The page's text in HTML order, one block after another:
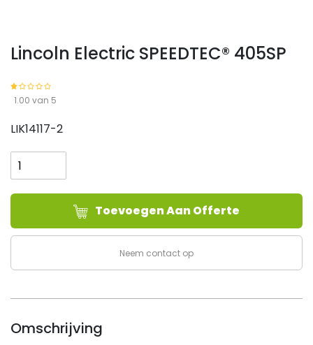
Lincoln Electric SPEEDTEC® 405SP
1.00 van 5
LIK14117-2
Electric
SPEEDTEC®
405SP
Toevoegen Aan Offerte
Neem contact op
Omschrijving